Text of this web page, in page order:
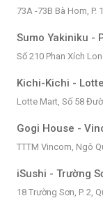
73A -73B Bà Hom, P.
Sumo Yakiniku -
Số 210 Phan Xích
Kichi-Kichi -
Lotte Mart, Số 58
Gogi House -
TTTM Vincom, Ngô
iSushi - Trường
18 Trường Sơn, P. 2,